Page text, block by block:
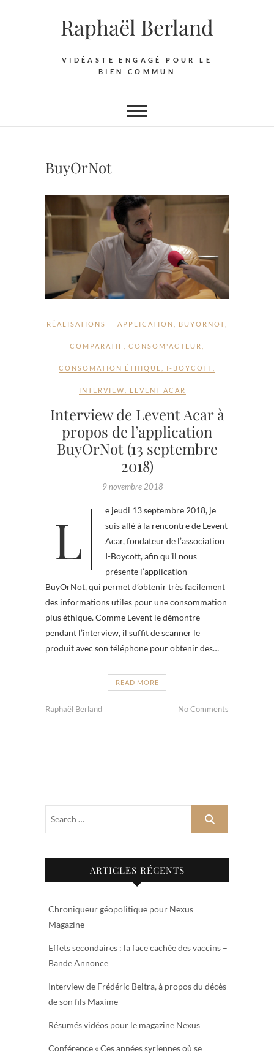
Raphaël Berland
VIDÉASTE ENGAGÉ POUR LE
BIEN COMMUN
BuyOrNot
RÉALISATIONS APPLICATION BUYORNOT
COMPARATIF CONSOM'ACTEUR
CONSOMATION ÉTHIQUE I-BOYCOTT
INTERVIEW LEVENT ACAR
Interview de Levent Acar à
propos de l’application
BuyOrNot (13 septembre
2018)
9 novembre 2018
Le jeudi 13 septembre 2018, je
suis allé à la rencontre de Levent
Acar, fondateur de l’association
I-Boycott, afin qu’il nous
présente l’application
BuyOrNot, qui permet d’obtenir très facilement
des informations utiles pour une consommation
plus éthique. Comme Levent le démontre
pendant l’interview, il suffit de scanner le
produit avec son téléphone pour obtenir des…
READ MORE
Raphaël Berland No Comments
ARTICLES RÉCENTS
Chroniqueur géopolitique pour Nexus
Magazine
Effets secondaires : la face cachée des vaccins –
Bande Annonce
Interview de Frédéric Beltra, à propos du décès
de son fils Maxime
Résumés vidéos pour le magazine Nexus
Conférence « Ces années syriennes où se